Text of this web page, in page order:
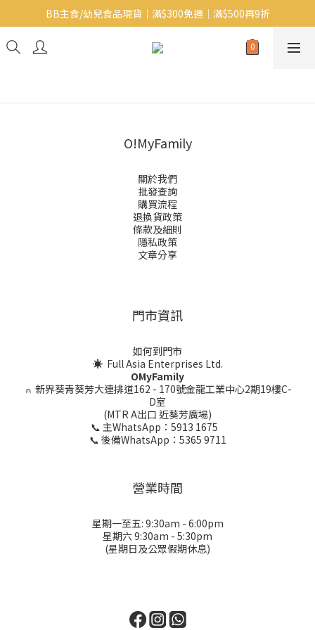
Baby J 意大利有機無麩質動物通粉 清貨平賣中!!
BB主食/幼兒食品現貨｜滿$300免運｜滿$500再9折
Baby J 有機蝴蝶麵熱賣中!
O!MyFamily
關於我們
批發查詢
購買流程
退換貨政策
條款及細則
隱私政策
文章分享
門市資訊
如何到門市
☀ Full Asia Enterprises Ltd.
OMyFamily
⍝ 新界葵青葵芳大連排道162 - 170號金龍工業中心2期19樓C-
D室
(MTR A出口 近葵芳廣場)
📞 主WhatsApp：5913 1675
📞 後備WhatsApp：5365 9711
營業時間
星期一至五: 9:30am - 6:00pm
星期六 9:30am - 5:30pm
(星期日及公眾假期休息)